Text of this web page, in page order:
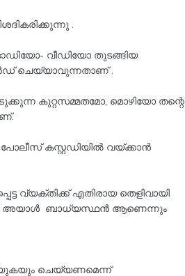
.
വീഡിയോ തുടങ്ങിയ
ചെയ്യാവുന്നതാണ് .
കുറ്റസമ്മതമോ, മൊഴിയോ തന്റെ
കസ്റ്റഡിയില്‍ വയ്ക്കാന്‍
വ്യക്തിക്ക് എതിരായ തെളിവായി
അയാൾ ബാധ്യസ്ഥന്‍ ആണെന്നും
ചെയ്യണമെന്ന്‌